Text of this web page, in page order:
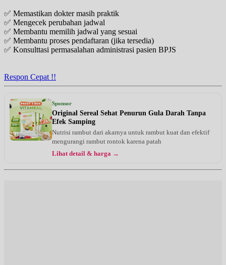
✅ Memastikan dokter masih praktik
✅ Mengecek perubahan jadwal
✅ Membantu memilih jadwal yang sesuai
✅ Membantu proses pendaftaran (jika tersedia)
✅ Konsulttasi permasalahan administrasi pasien BPJS
Respon Cepat !!
Sponsor
Original Sereal Sehat Penurun Gula Darah Tanpa
Efek Samping
Nutrisi rambut dari akarnya untuk rambut kuat dan efektif
mengurangi rambut rontok karena patah
Lihat detail & harga →